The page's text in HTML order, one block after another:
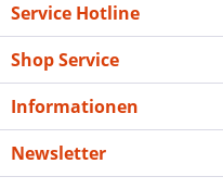
Service Hotline
Shop Service
Informationen
Newsletter